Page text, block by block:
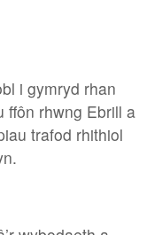
i gymryd rhan
ffôn rhwng Ebrill a
trafod rhithiol